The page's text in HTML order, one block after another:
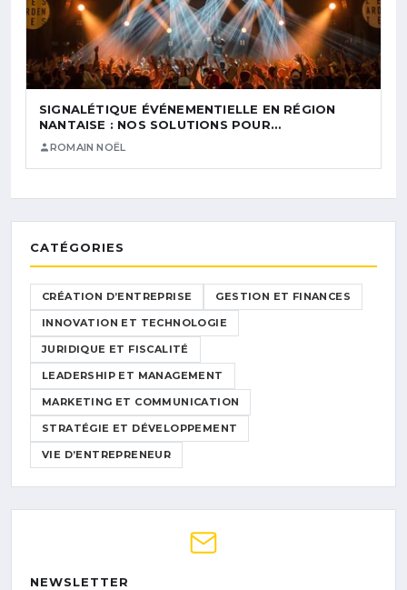
SIGNALÉTIQUE ÉVÉNEMENTIELLE EN RÉGION
NANTAISE : NOS SOLUTIONS POUR…
ROMAIN NOËL
CATÉGORIES
CRÉATION D’ENTREPRISE GESTION ET FINANCES
INNOVATION ET TECHNOLOGIE
JURIDIQUE ET FISCALITÉ
LEADERSHIP ET MANAGEMENT
MARKETING ET COMMUNICATION
STRATÉGIE ET DÉVELOPPEMENT
VIE D’ENTREPRENEUR
NEWSLETTER